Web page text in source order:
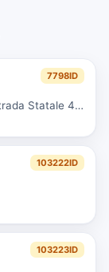
7798ID
Strada Provinciale Ex Strada Statale 415 Paullese
103222ID
103223ID